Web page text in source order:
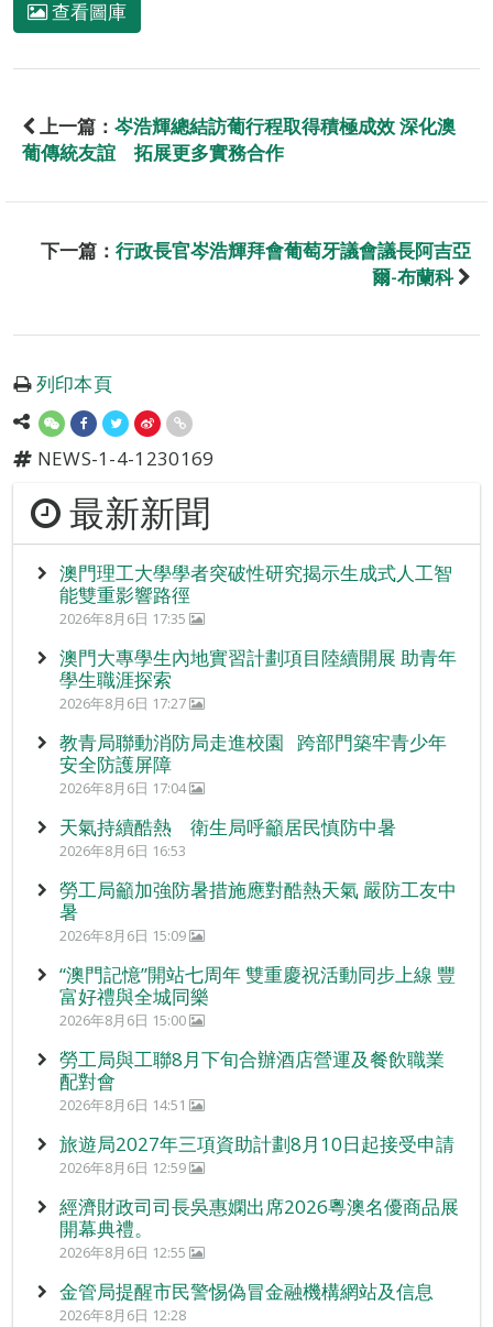
查看圖庫
上一篇： 岑浩輝總結訪葡行程取得積極成效 深化澳
葡傳統友誼 拓展更多實務合作
下一篇： 行政長官岑浩輝拜會葡萄牙議會議長阿吉亞
爾-布蘭科
列印本頁
NEWS-1-4-1230169
最新新聞
澳門理工大學學者突破性研究揭示生成式人工智
能雙重影響路徑
2026年8月6日 17:35
澳門大專學生內地實習計劃項目陸續開展 助青年
學生職涯探索
2026年8月6日 17:27
教青局聯動消防局走進校園 跨部門築牢青少年
安全防護屏障
2026年8月6日 17:04
天氣持續酷熱 衛生局呼籲居民慎防中暑
2026年8月6日 16:53
勞工局籲加強防暑措施應對酷熱天氣 嚴防工友中
暑
2026年8月6日 15:09
“澳門記憶”開站七周年 雙重慶祝活動同步上線 豐
富好禮與全城同樂
2026年8月6日 15:00
勞工局與工聯8月下旬合辦酒店營運及餐飲職業
配對會
2026年8月6日 14:51
旅遊局2027年三項資助計劃8月10日起接受申請
2026年8月6日 12:59
經濟財政司司長吳惠嫻出席2026粵澳名優商品展
開幕典禮。
2026年8月6日 12:55
金管局提醒市民警惕偽冒金融機構網站及信息
2026年8月6日 12:28